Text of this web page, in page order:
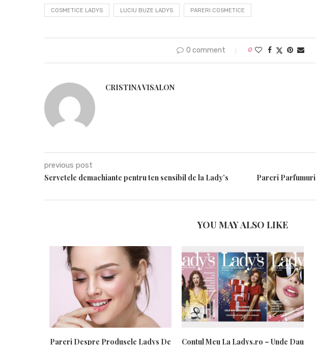
COSMETICE LADYS LUCIU BUZE LADYS PARERI COSMETICE
0 comment 0
CRISTINA VISALON
previous post
Servetele demachiante pentru ten sensibil de la Lady’s
Pareri
YOU MAY ALSO LIKE
Pareri Despre Produsele Ladys De Contul Meu La Ladys.ro – Unde Dau